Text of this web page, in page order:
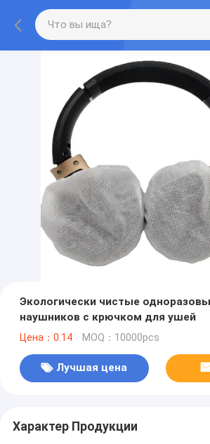
Экологически чистые
наушников с крючком для ушей
Цена：0.14 MOQ：10000pcs
Лучшая цена
Характер Продукции